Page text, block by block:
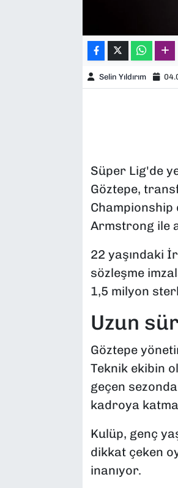
Selin Yıldırım
Süper Lig'de
Göztepe,
Armstrong ile
22 yaşındaki
sözleşme
1,5 milyon
Uzun
Göztepe
Teknik ekibin
geçen
kadroya
Kulüp, genç
dikkat çeken
inanıyor.